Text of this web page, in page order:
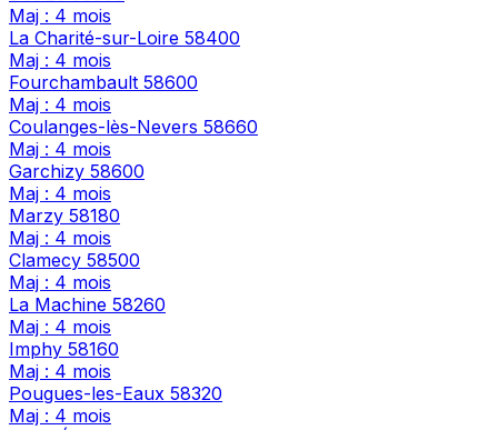
Maj : 4 mois
La Charité-sur-Loire 58400
Maj : 4 mois
Fourchambault 58600
Maj : 4 mois
Coulanges-lès-Nevers 58660
Maj : 4 mois
Garchizy 58600
Maj : 4 mois
Marzy 58180
Maj : 4 mois
Clamecy 58500
Maj : 4 mois
La Machine 58260
Maj : 4 mois
Imphy 58160
Maj : 4 mois
Pougues-les-Eaux 58320
Maj : 4 mois